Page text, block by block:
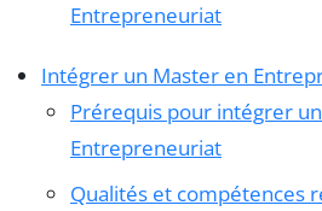
Entrepreneuriat
Intégrer un Master en
Prérequis pour intégrer
Entrepreneuriat
Qualités et compétences